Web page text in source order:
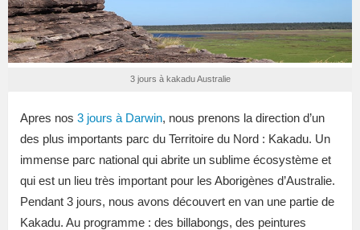
3 jours à kakadu Australie
Apres nos 3 jours à Darwin, nous prenons la direction d’un
des plus importants parc du Territoire du Nord : Kakadu. Un
immense parc national qui abrite un sublime écosystème et
qui est un lieu très important pour les Aborigènes d’Australie.
Pendant 3 jours, nous avons découvert en van une partie de
Kakadu. Au programme : des billabongs, des peintures